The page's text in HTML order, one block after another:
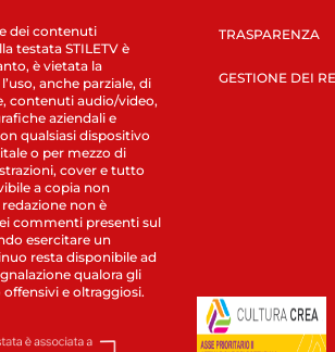
dei contenuti
testata STILETV è
è vietata la
anche parziale, di
contenuti audio/video,
aziendali e
qualsiasi dispositivo
o per mezzo di
cover e tutto
a copia non
non è
commenti presenti sul
esercitare un
resta disponibile ad
qualora gli
e oltraggiosi.
TRASPARENZA
GESTIONE DEI